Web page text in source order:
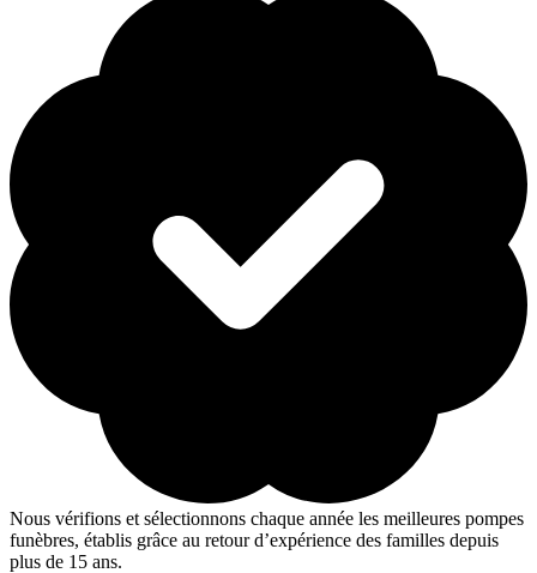
Nous vérifions et sélectionnons chaque année les meilleures pompes
funèbres, établis grâce au retour d’expérience des familles depuis
plus de 15 ans.